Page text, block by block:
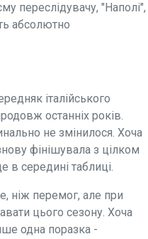
переслідувачу, "Наполі",
абсолютно
італійського
останніх років.
не змінилося. Хоча
фінішувала з цілком
в середині таблиці.
ніж перемог, але при
цього сезону. Хоча
одна поразка -